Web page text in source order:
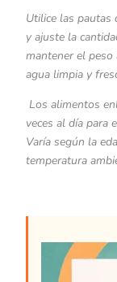
Utilice las pautas
y ajuste la
mantener el peso
agua limpia y
Los alimentos
veces al día para
Varía según la
temperatura